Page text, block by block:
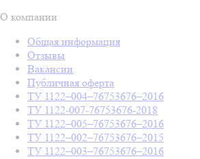
О компании
Общая информация
Отзывы
Вакансии
Публичная оферта
ТУ 1122–004–76753676–2016
ТУ 1122-007-76753676-2018
ТУ 1122–005–76753676–2016
ТУ 1122–002–76753676–2015
ТУ 1122–003–76753676–2016